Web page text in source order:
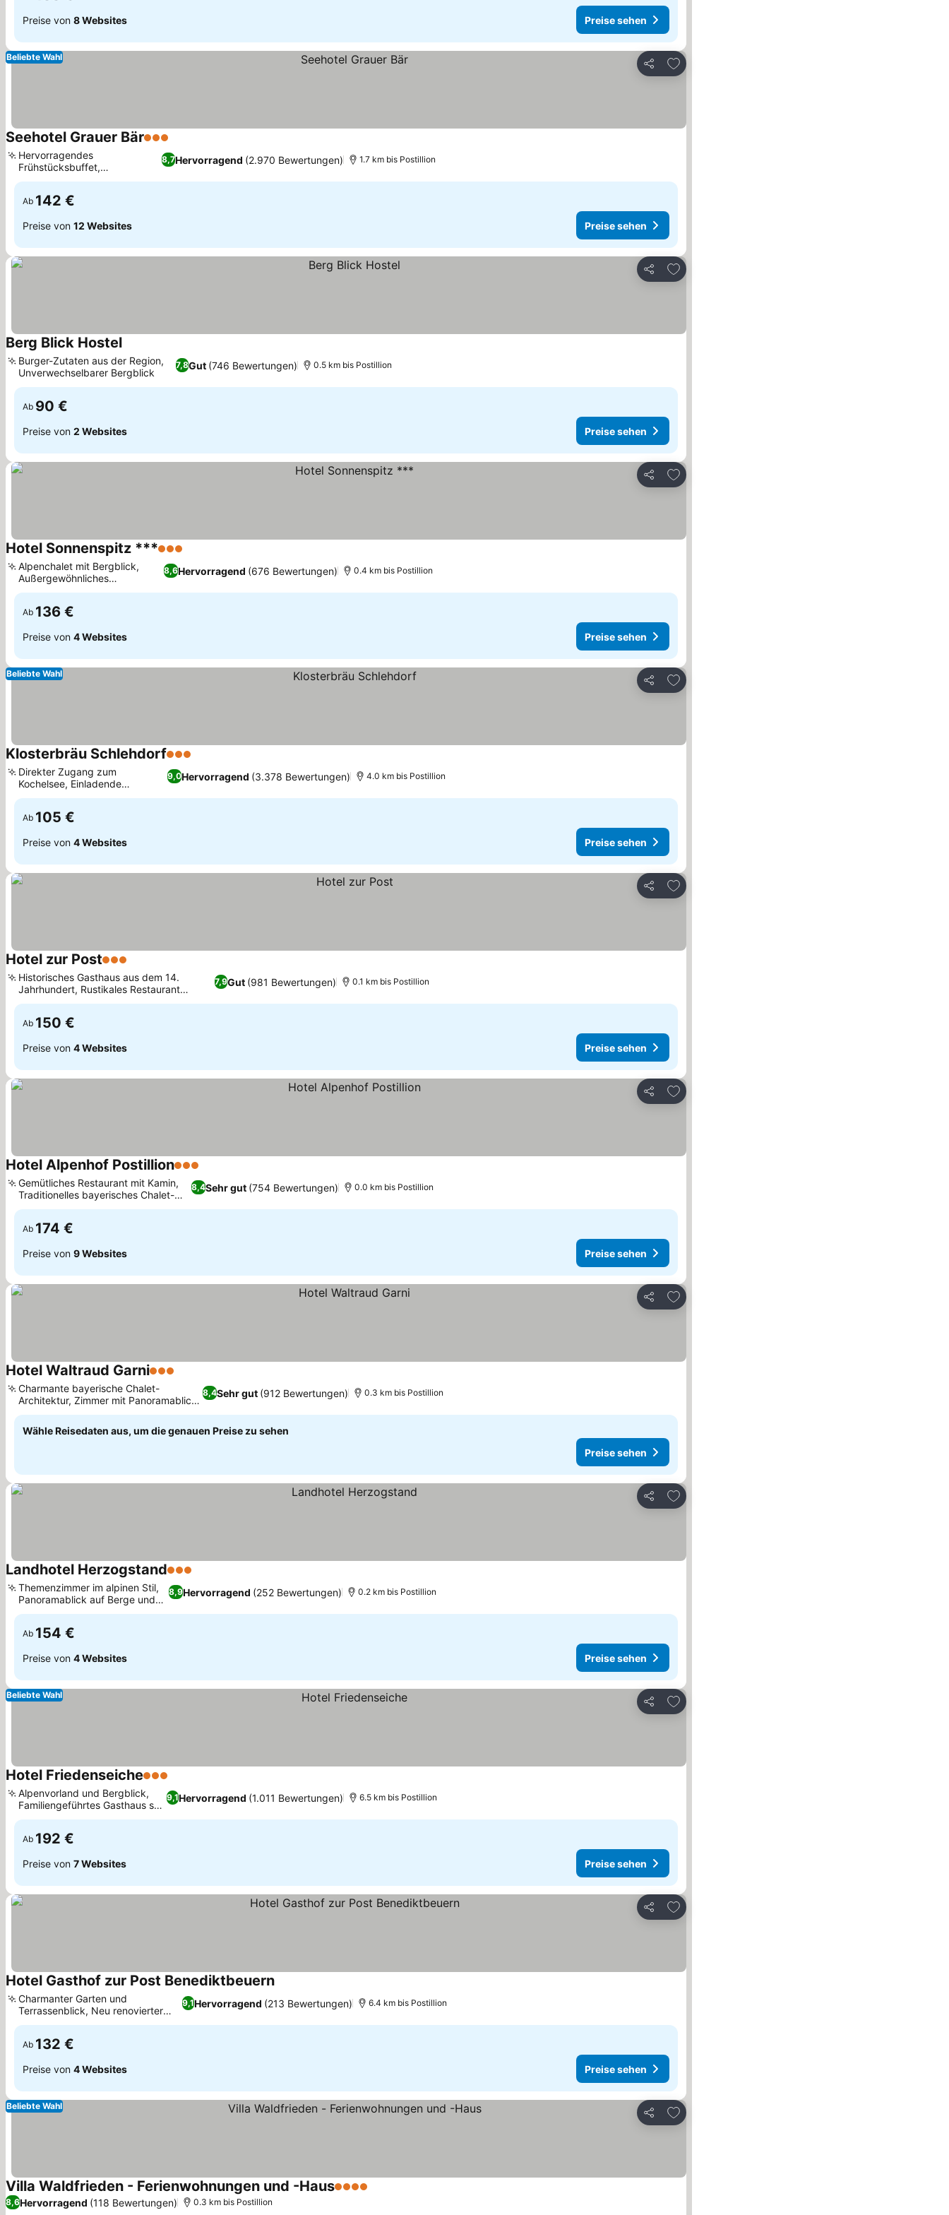
Preise von 8 Websites Preise sehen
Teilen
Zu Favoriten hinzufügen
Beliebte Wahl
Seehotel Grauer Bär3 Sterne
8,7Hervorragend (2.970 Bewertungen)
Hervorragendes
Frühstücksbuffet,
Wellnessbereich mit Seeblick
1.7 km bis Postillion
Ab 142 €
Preise von 12 Websites Preise sehen
Teilen
Zu Favoriten hinzufügen
Berg Blick HostelPreise sehen
7,8Gut (746 Bewertungen)
Burger-Zutaten aus der Region,
Unverwechselbarer Bergblick
0.5 km bis Postillion
Ab 90 €
Preise von 2 Websites Preise sehen
Teilen
Zu Favoriten hinzufügen
Hotel Sonnenspitz ***3 Sterne
8,6Hervorragend (676 Bewertungen)
Alpenchalet mit Bergblick,
Außergewöhnliches
Frühstücksbuffet
0.4 km bis Postillion
Ab 136 €
Preise von 4 Websites Preise sehen
Teilen
Zu Favoriten hinzufügen
Beliebte Wahl
Klosterbräu Schlehdorf3 Sterne
9,0Hervorragend (3.378 Bewertungen)
Direkter Zugang zum
Kochelsee, Einladende
Biergarten-Atmosphäre
4.0 km bis Postillion
Ab 105 €
Preise von 4 Websites Preise sehen
Teilen
Zu Favoriten hinzufügen
Hotel zur Post3 Sterne
7,9Gut (981 Bewertungen)
Historisches Gasthaus aus dem 14.
Jahrhundert, Rustikales Restaurant
Fischerstüberl
0.1 km bis Postillion
Ab 150 €
Preise von 4 Websites Preise sehen
Teilen
Zu Favoriten hinzufügen
Hotel Alpenhof Postillion3 Sterne
8,4Sehr gut (754 Bewertungen)
Gemütliches Restaurant mit Kamin,
Traditionelles bayerisches Chalet-
Design
0.0 km bis Postillion
Ab 174 €
Preise von 9 Websites Preise sehen
Teilen
Zu Favoriten hinzufügen
Hotel Waltraud Garni3 Sterne
8,4Sehr gut (912 Bewertungen)
Charmante bayerische Chalet-
Architektur, Zimmer mit Panoramablick
auf die Berge
0.3 km bis Postillion
Wähle Reisedaten aus, um die genauen Preise zu sehen
Preise sehen
Teilen
Zu Favoriten hinzufügen
Landhotel Herzogstand3 Sterne
8,9Hervorragend (252 Bewertungen)
Themenzimmer im alpinen Stil,
Panoramablick auf Berge und
Alpen
0.2 km bis Postillion
Ab 154 €
Preise von 4 Websites Preise sehen
Teilen
Zu Favoriten hinzufügen
Beliebte Wahl
Hotel Friedenseiche3 Sterne
9,1Hervorragend (1.011 Bewertungen)
Alpenvorland und Bergblick,
Familiengeführtes Gasthaus seit
1864
6.5 km bis Postillion
Ab 192 €
Preise von 7 Websites Preise sehen
Teilen
Zu Favoriten hinzufügen
Hotel Gasthof zur Post BenediktbeuernPreise sehen
9,1Hervorragend (213 Bewertungen)
Charmanter Garten und
Terrassenblick, Neu renovierter
Veranstaltungssaal
6.4 km bis Postillion
Ab 132 €
Preise von 4 Websites Preise sehen
Teilen
Zu Favoriten hinzufügen
Beliebte Wahl
Villa Waldfrieden - Ferienwohnungen und -Haus4 Sterne
8,6Hervorragend (118 Bewertungen) 0.3 km bis Postillion